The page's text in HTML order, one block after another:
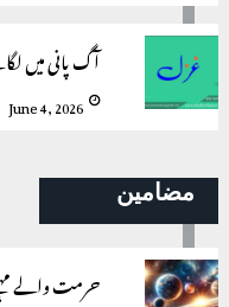
آگ پانی میں
June 4, 2026
مضامین
حرمت والے